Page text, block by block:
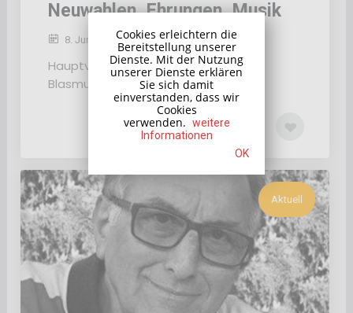
Neuwahlen, Ehrungen, Musik
8. Juni 2022
Hauptversammlung des
Blasmusikverbands Mittelbaden
Aktuell
Cookies erleichtern die
Bereitstellung unserer
Dienste. Mit der Nutzung
unserer Dienste erklären
Sie sich damit
einverstanden, dass wir
Cookies
verwenden. weitere
Informationen
OK